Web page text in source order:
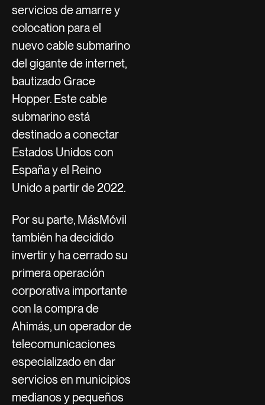
servicios de amarre y
colocation para el
nuevo cable submarino
del gigante de internet,
bautizado Grace
Hopper. Este cable
submarino está
destinado a conectar
Estados Unidos con
España y el Reino
Unido a partir de 2022.
Por su parte, MásMóvil
también ha decidido
invertir y ha cerrado su
primera operación
corporativa importante
con la compra de
Ahimás, un operador de
telecomunicaciones
especializado en dar
servicios en municipios
medianos y pequeños